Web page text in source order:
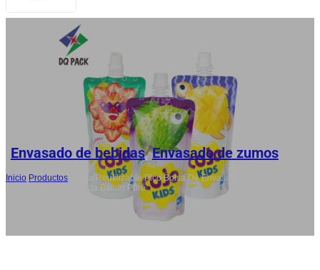
EN
Envasado de bebidas,Envasado de zumos
Inicio Productos
China Reutilizable Pico Bolsa De Envasado Para
Zumo De Frutas Bebida Batido Puré